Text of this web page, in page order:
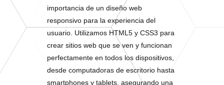
importancia de un diseño web
responsivo para la experiencia del
usuario. Utilizamos HTML5 y CSS3 para
crear sitios web que se ven y funcionan
perfectamente en todos los dispositivos,
desde computadoras de escritorio hasta
smartphones y tablets, asegurando una